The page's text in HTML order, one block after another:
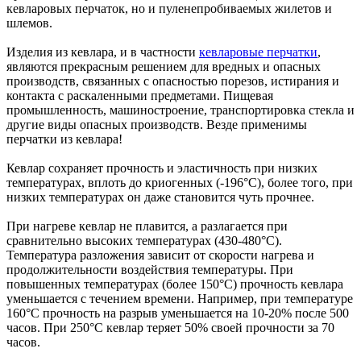
кевларовых перчаток, но и пуленепробиваемых жилетов и
шлемов.
Изделия из кевлара, и в частности кевларовые перчатки,
являются прекрасным решением для вредных и опасных
производств, связанных с опасностью порезов, истирания и
контакта с раскаленными предметами. Пищевая
промышленность, машиностроение, транспортировка стекла и
другие виды опасных производств. Везде применимы
перчатки из кевлара!
Кевлар сохраняет прочность и эластичность при низких
температурах, вплоть до криогенных (-196°C), более того, при
низких температурах он даже становится чуть прочнее.
При нагреве кевлар не плавится, а разлагается при
сравнительно высоких температурах (430-480°C).
Температура разложения зависит от скорости нагрева и
продолжительности воздействия температуры. При
повышенных температурах (более 150°C) прочность кевлара
уменьшается с течением времени. Например, при температуре
160°C прочность на разрыв уменьшается на 10-20% после 500
часов. При 250°C кевлар теряет 50% своей прочности за 70
часов.